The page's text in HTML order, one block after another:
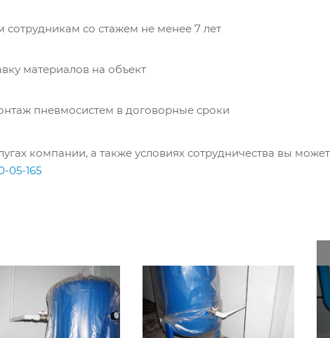
со стажем не менее 7 лет
материалов на объект
пневмосистем в договорные сроки
компании, а также условиях сотрудничества вы
05-165